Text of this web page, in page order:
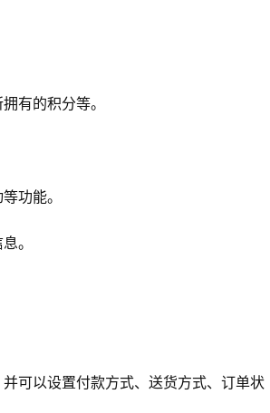
有的积分等。
功能。
。
可以设置付款方式、送货方式、订单状